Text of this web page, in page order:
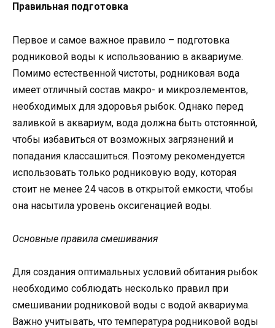
Правильная подготовка
Первое и самое важное правило – подготовка
родниковой воды к использованию в аквариуме.
Помимо естественной чистоты, родниковая вода
имеет отличный состав макро- и микроэлементов,
необходимых для здоровья рыбок. Однако перед
заливкой в аквариум, вода должна быть отстоянной,
чтобы избавиться от возможных загрязнений и
попадания классашиться. Поэтому рекомендуется
использовать только родниковую воду, которая
стоит не менее 24 часов в открытой емкости, чтобы
она насытила уровень оксигенацией воды.
Основные правила смешивания
Для создания оптимальных условий обитания рыбок
необходимо соблюдать несколько правил при
смешивании родниковой воды с водой аквариума.
Важно учитывать, что температура родниковой воды